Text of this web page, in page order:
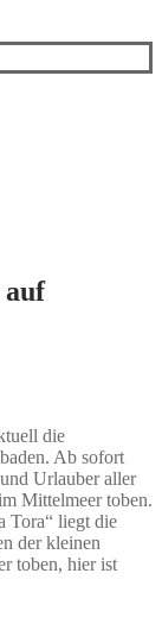
auf
die
Ab sofort
Urlauber aller
Mittelmeer toben.
Tora“ liegt die
der kleinen
toben, hier ist